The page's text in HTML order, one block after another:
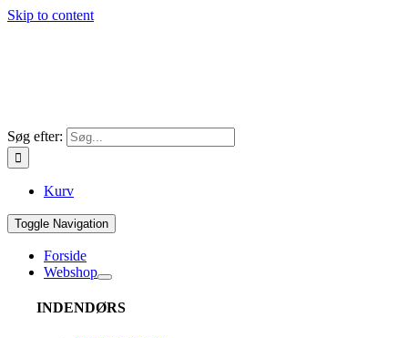
Skip to content
Søg efter:
Kurv
Toggle Navigation
Forside
Webshop
INDENDØRS